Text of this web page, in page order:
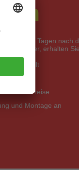
von 14 Tagen nach
günstiger, erhalten
erstellt
bessere Preise
und Montage an